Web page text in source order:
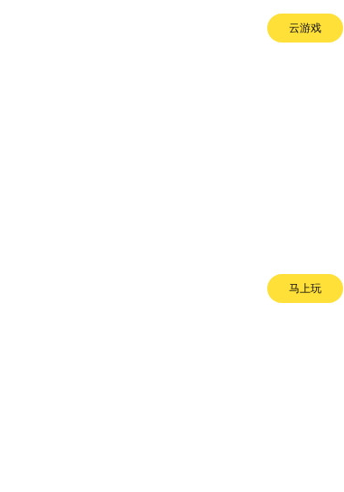
云游戏
马上玩